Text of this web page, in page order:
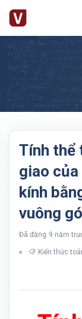
Tính thể
giao
kính
vuông
Đã đăng 9 năm
Kiến thức